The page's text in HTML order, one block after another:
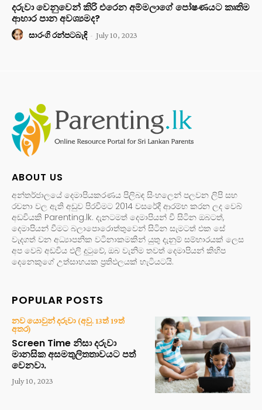
දරුවා වෙනුවෙන් කිරි එරෙන අම්මලාගේ පෝෂණයට කෘතිම
ආහාර පාන අවශ්‍යමද?
සාරංගි රන්පටබැඳි - July 10, 2023
ABOUT US
අන්තර්ජාලයේ දෙමාපියකරණය පිලිබඳ සිංහලෙන් පලවන ලිපි සහ
රචනා වල ඇති අඩුව පිරවීමට 2014 වසරේදී ආරම්භ කරන ලද වෙබ්
අඩවියකි Parenting.lk. දැනටමත් දෙමාපියන් වී සිටින ඔබටත්,
දෙමාපියන් වීමට බලාපොරොත්තුවෙන් සිටින සැමටත් එක සේ
වැදගත් වන අධ්‍යාපනික වටිනාකමකින් යුතු දැනුම් සම්භාරයක් ලෙස
අප වෙබ් අඩවිය එලි දුටුවේ, ඔබ වැනිම තවත් දෙමාපියන් කිහිප
දෙනෙකුගේ උත්සාහයක ප්‍රතිඵලයක් හැටියටයි.
POPULAR POSTS
නව යොවුන් දරුවා (අවු. 13ත් 19ත්
අතර)
Screen Time නිසා දරුවා
මානසික අසමතුලිතතාවයට පත්
වෙනවා.
July 10, 2023